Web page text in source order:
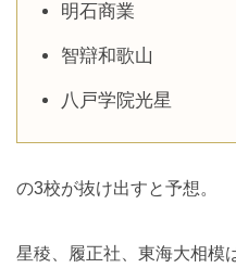
明石商業
智辯和歌山
八戸学院光星
の3校が抜け出すと予想。
星稜、履正社、東海大相模